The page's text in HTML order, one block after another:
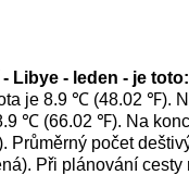
Libye - leden - je toto:
je 8.9 ℃ (48.02 ℉).
℃ (66.02 ℉). Na
počet
). Při plánování cesty